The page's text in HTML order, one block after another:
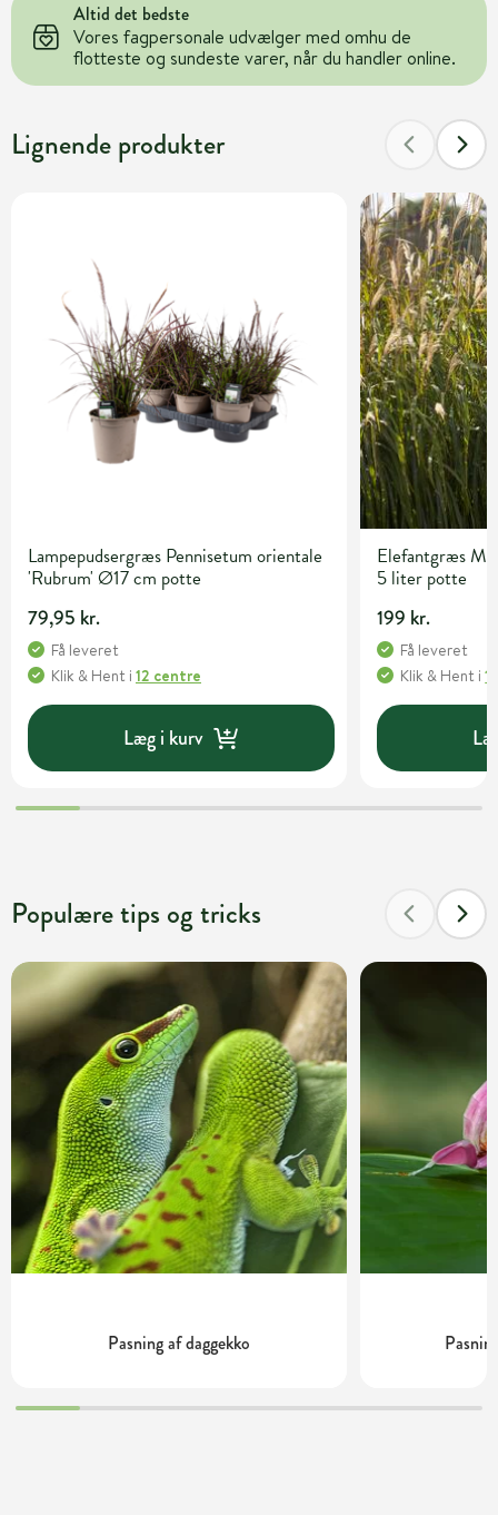
Altid det bedste
Vores fagpersonale udvælger med omhu de
flotteste og sundeste varer, når du handler online.
Lignende produkter
Lampepudsergræs Pennisetum orientale
'Rubrum' Ø17 cm potte
79,95 kr.
Få leveret
Klik & Hent i 12 centre
Læg i kurv
Elefantgræs
5 liter potte
199 kr.
Få leveret
Klik & Hent i
Populære tips og tricks
Pasning af daggekko